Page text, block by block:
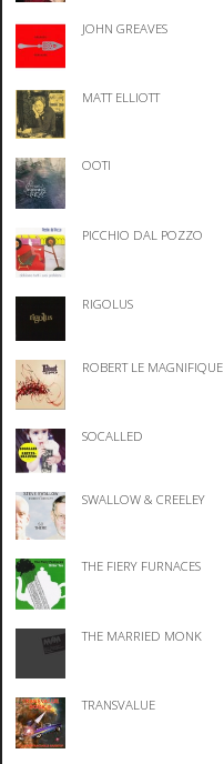
JOHN GREAVES
MATT ELLIOTT
OOTI
PICCHIO DAL POZZO
RIGOLUS
ROBERT LE MAGNIFIQUE
SOCALLED
SWALLOW & CREELEY
THE FIERY FURNACES
THE MARRIED MONK
TRANSVALUE